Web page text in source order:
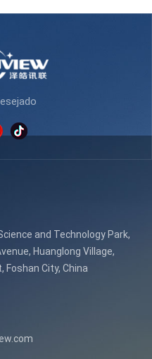
and Technology Park,
Huanglong Village,
Foshan City, China